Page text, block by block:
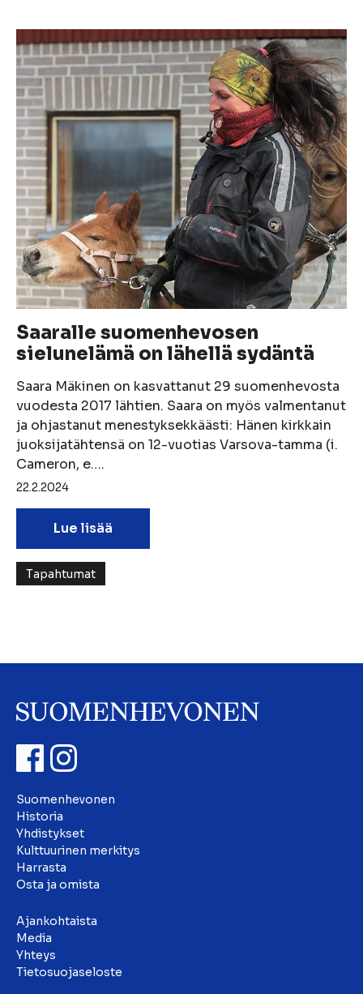
Saaralle suomenhevosen
sielunelämä on lähellä sydäntä
Saara Mäkinen on kasvattanut 29 suomenhevosta
vuodesta 2017 lähtien. Saara on myös valmentanut
ja ohjastanut menestyksekkäästi: Hänen kirkkain
juoksijatähtensä on 12-vuotias Varsova-tamma (i.
Cameron, e….
22.2.2024
Lue lisää
Tapahtumat
Suomenhevonen
Historia
Yhdistykset
Kulttuurinen merkitys
Harrasta
Osta ja omista
Ajankohtaista
Media
Yhteys
Tietosuojaseloste